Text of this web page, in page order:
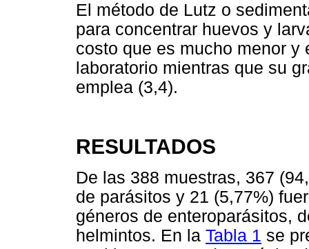
El método de Lutz o
para concentrar huevos y
costo que es mucho menor y
laboratorio mientras que su
emplea (3,4).
RESULTADOS
De las 388 muestras, 367
de parásitos y 21 (5,77%)
géneros de enteroparásitos,
helmintos. En la Tabla 1 se